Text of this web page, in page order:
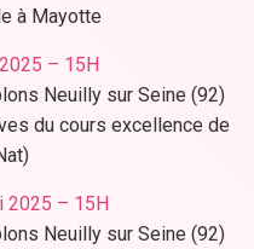
à Mayotte
– 15H
Neuilly sur Seine (92)
du cours excellence de
2025 – 15H
Neuilly sur Seine (92)